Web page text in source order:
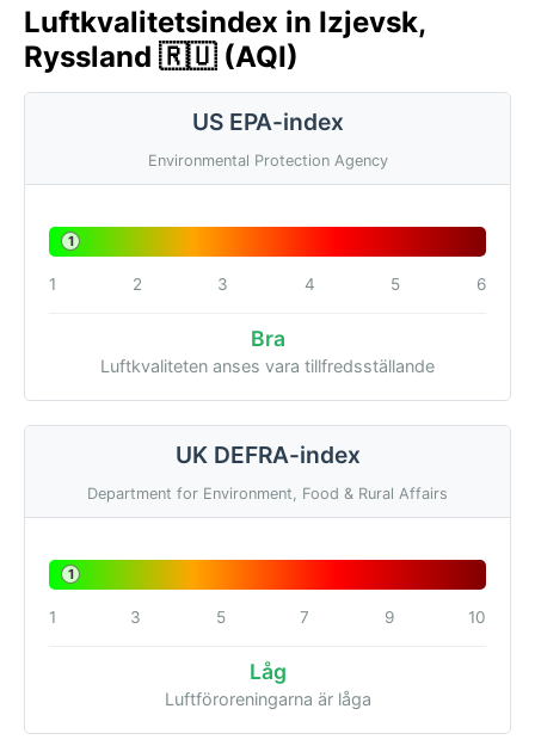
Luftkvalitetsindex in Izjevsk,
Ryssland 🇷🇺 (AQI)
US EPA-index
Environmental Protection Agency
1
1 2 3 4 5 6
Bra
Luftkvaliteten anses vara tillfredsställande
UK DEFRA-index
Department for Environment, Food & Rural Affairs
1
1 3 5 7 9 10
Låg
Luftföroreningarna är låga